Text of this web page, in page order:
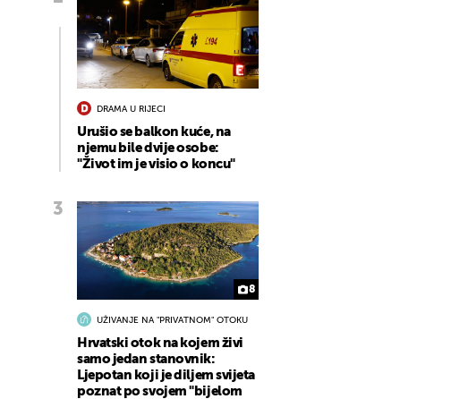
DRAMA U RIJECI
Urušio se balkon kuće, na
njemu bile dvije osobe:
"Život im je visio o koncu"
8
UŽIVANJE NA "PRIVATNOM" OTOKU
Hrvatski otok na kojem živi
samo jedan stanovnik:
Ljepotan koji je diljem svijeta
poznat po svojem "bijelom